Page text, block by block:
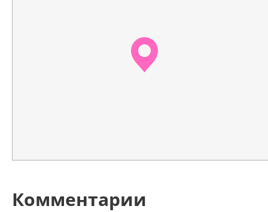
Комментарии